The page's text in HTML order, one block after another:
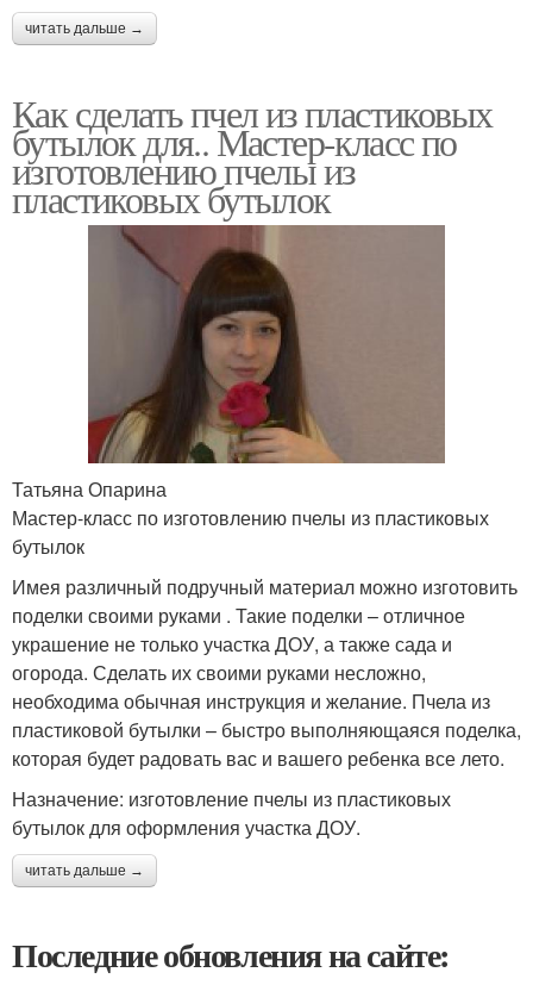
читать дальше →
Как сделать пчел из пластиковых
бутылок для.. Мастер-класс по
изготовлению пчелы из
пластиковых бутылок
Татьяна Опарина
Мастер-класс по изготовлению пчелы из пластиковых
бутылок
Имея различный подручный материал можно изготовить
поделки своими руками . Такие поделки – отличное
украшение не только участка ДОУ, а также сада и
огорода. Сделать их своими руками несложно,
необходима обычная инструкция и желание. Пчела из
пластиковой бутылки – быстро выполняющаяся поделка,
которая будет радовать вас и вашего ребенка все лето.
Назначение: изготовление пчелы из пластиковых
бутылок для оформления участка ДОУ.
читать дальше →
Последние обновления на сайте: